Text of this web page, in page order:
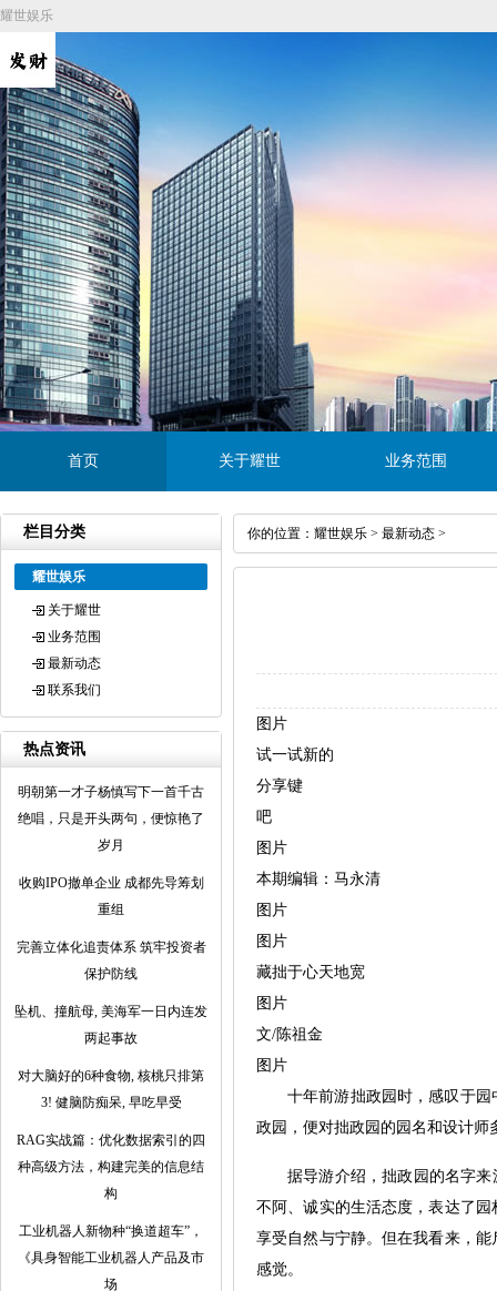
耀世娱乐
首页 关于耀世 业务范围
栏目分类
耀世娱乐
关于耀世
业务范围
最新动态
联系我们
热点资讯
明朝第一才子杨慎写下一首千古
绝唱，只是开头两句，便惊艳了
岁月
收购IPO撤单企业 成都先导筹划
重组
完善立体化追责体系 筑牢投资者
保护防线
坠机、撞航母, 美海军一日内连发
两起事故
对大脑好的6种食物, 核桃只排第
3! 健脑防痴呆, 早吃早受
RAG实战篇：优化数据索引的四
种高级方法，构建完美的信息结
构
工业机器人新物种“换道超车”，
《具身智能工业机器人产品及市
场
你的位置： 耀世娱乐 > 最新动态 >
图片
试一试新的
分享键
吧
图片
本期编辑：马永清
图片
图片
藏拙于心天地宽
图片
文/陈祖金
图片
十年前游拙政园时，感叹于
政园，便对拙政园的园名和设计师
据导游介绍，拙政园的名字
不阿、诚实的生活态度，表达了
享受自然与宁静。但在我看来，
感觉。